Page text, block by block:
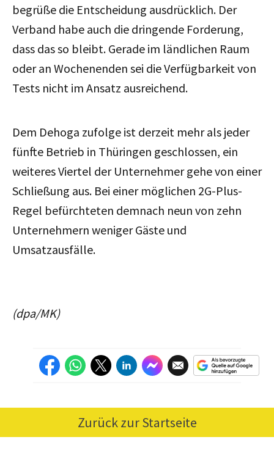
begrüße die Entscheidung ausdrücklich. Der
Verband habe auch die dringende Forderung,
dass das so bleibt. Gerade im ländlichen Raum
oder an Wochenenden sei die Verfügbarkeit von
Tests nicht im Ansatz ausreichend.
Dem Dehoga zufolge ist derzeit mehr als jeder
fünfte Betrieb in Thüringen geschlossen, ein
weiteres Viertel der Unternehmer gehe von einer
Schließung aus. Bei einer möglichen 2G-Plus-
Regel befürchteten demnach neun von zehn
Unternehmern weniger Gäste und
Umsatzausfälle.
(dpa/MK)
Zurück zur Startseite